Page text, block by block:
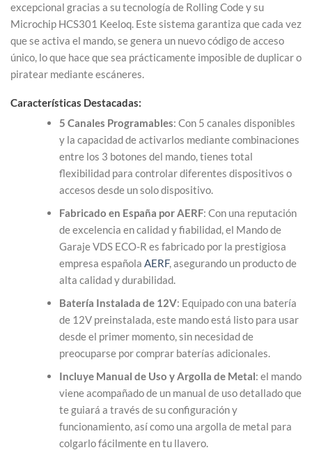
excepcional gracias a su tecnología de Rolling Code y su
Microchip HCS301 Keeloq. Este sistema garantiza que cada vez
que se activa el mando, se genera un nuevo código de acceso
único, lo que hace que sea prácticamente imposible de duplicar o
piratear mediante escáneres.
Características Destacadas:
5 Canales Programables: Con 5 canales disponibles
y la capacidad de activarlos mediante combinaciones
entre los 3 botones del mando, tienes total
flexibilidad para controlar diferentes dispositivos o
accesos desde un solo dispositivo.
Fabricado en España por AERF: Con una reputación
de excelencia en calidad y fiabilidad, el Mando de
Garaje VDS ECO-R es fabricado por la prestigiosa
empresa española AERF, asegurando un producto de
alta calidad y durabilidad.
Batería Instalada de 12V: Equipado con una batería
de 12V preinstalada, este mando está listo para usar
desde el primer momento, sin necesidad de
preocuparse por comprar baterías adicionales.
Incluye Manual de Uso y Argolla de Metal: el mando
viene acompañado de un manual de uso detallado que
te guiará a través de su configuración y
funcionamiento, así como una argolla de metal para
colgarlo fácilmente en tu llavero.